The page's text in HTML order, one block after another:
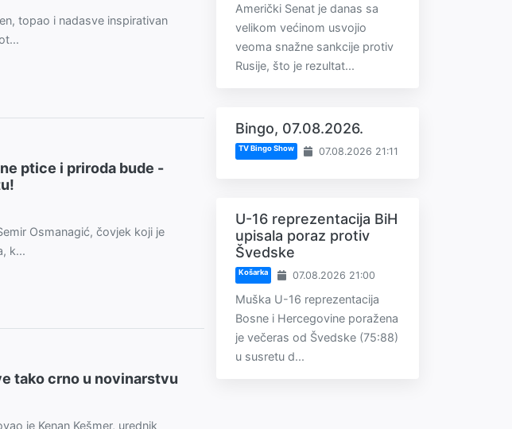
topao i nadasve inspirativan
ptice i priroda bude -
Osmanagić, čovjek koji je
k...
tako crno u novinarstvu
je Kenan Kešmer, urednik
Američki Senat je danas sa
velikom većinom usvojio
veoma snažne sankcije protiv
Rusije, što je rezultat...
Bingo, 07.08.2026.
TV Bingo Show 07.08.2026 21:11
U-16 reprezentacija BiH
upisala poraz protiv
Švedske
Košarka 07.08.2026 21:00
Muška U-16 reprezentacija
Bosne i Hercegovine poražena
je večeras od Švedske (75:88)
u susretu d...